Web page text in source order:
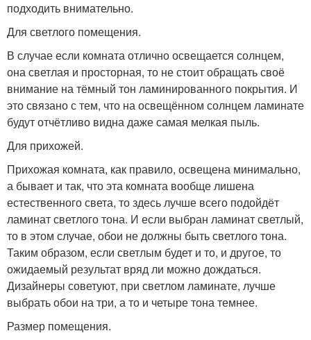
подходить внимательно.
Для светлого помещения.
В случае если комната отлично освещается солнцем,
она светлая и просторная, то не стоит обращать своё
внимание на тёмный тон ламинированного покрытия. И
это связано с тем, что на освещённом солнцем ламинате
будут отчётливо видна даже самая мелкая пыль.
Для прихожей.
Прихожая комната, как правило, освещена минимально,
а бывает и так, что эта комната вообще лишена
естественного света, то здесь лучше всего подойдёт
ламинат светлого тона. И если выбран ламинат светлый,
то в этом случае, обои не должны быть светлого тона.
Таким образом, если светлым будет и то, и другое, то
ожидаемый результат вряд ли можно дождаться.
Дизайнеры советуют, при светлом ламинате, лучше
выбрать обои на три, а то и четыре тона темнее.
Размер помещения.